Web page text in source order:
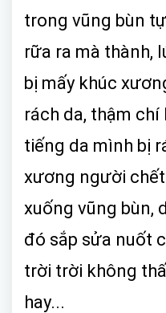
trong vũng bùn
rữa ra mà thành,
bị mấy khúc
rách da, thậm
tiếng da mình bị
xương người
xuống vũng bùn,
đó sắp sửa nuốt
trời trời không
hay...